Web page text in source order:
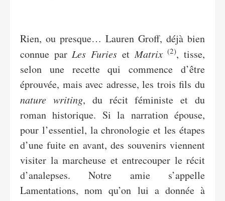
Rien, ou presque… Lauren Groff, déjà bien
connue parLes Furies etMatrix (2), tisse,
selon une recette qui commence d’être
éprouvée, mais avec adresse, les trois fils du
nature writing, du récit féministe et du
roman historique. Si la narration épouse,
pour l’essentiel, la chronologie et les étapes
d’une fuite en avant, des souvenirs viennent
visiter la marcheuse et entrecouper le récit
d’analepses. Notre amie s’appelle
Lamentations, nom qu’on lui a donnée à